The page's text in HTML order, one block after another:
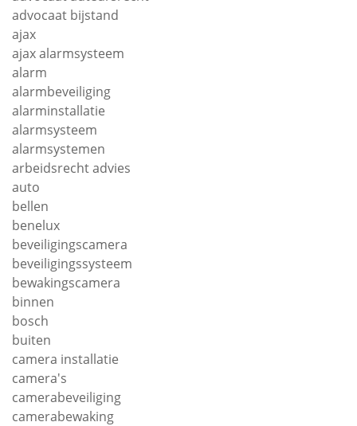
advocaat bijstand
ajax
ajax alarmsysteem
alarm
alarmbeveiliging
alarminstallatie
alarmsysteem
alarmsystemen
arbeidsrecht advies
auto
bellen
benelux
beveiligingscamera
beveiligingssysteem
bewakingscamera
binnen
bosch
buiten
camera installatie
camera's
camerabeveiliging
camerabewaking